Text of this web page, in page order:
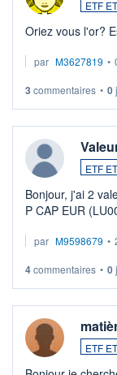
ETF
Oriez vous l'or?
par M3627819 •
3 commentaires • 0
ETF
Bonjour, j'ai 2
P CAP EUR
veux procéder à
par M9598679 •
4commentaires • 0
ETF